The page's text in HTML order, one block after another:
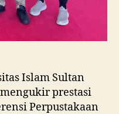
Islam Sultan
prestasi
Perpustakaan